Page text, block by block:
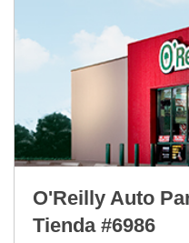
O'Reilly Auto
Tienda #6986